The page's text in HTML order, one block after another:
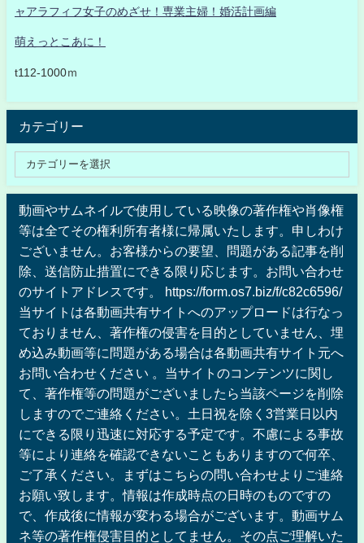
ャアラフィフ女子のめざせ！専業主婦！婚活計画編
萌えっとこあに！
t112-1000ｍ
カテゴリー
動画やサムネイルで使用している映像の著作権や肖像権
等は全てその権利所有者様に帰属いたします。申しわけ
ございません。お客様からの要望、問題がある記事を削
除、送信防止措置にできる限り応じます。お問い合わせ
のサイトアドレスです。 https://form.os7.biz/f/c82c6596/
当サイトは各動画共有サイトへのアップロードは行なっ
ておりません、著作権の侵害を目的としていません、埋
め込み動画等に問題がある場合は各動画共有サイト元へ
お問い合わせください 。当サイトのコンテンツに関し
て、著作権等の問題がございましたら当該ページを削除
しますのでご連絡ください。土日祝を除く3営業日以内
にできる限り迅速に対応する予定です。不慮による事故
等により連絡を確認できないこともありますので何卒、
ご了承ください。まずはこちらの問い合わせよりご連絡
お願い致します。情報は作成時点の日時のものですの
で、作成後に情報が変わる場合がございます。動画サム
ネ等の著作権侵害目的としてません。その点ご理解いた